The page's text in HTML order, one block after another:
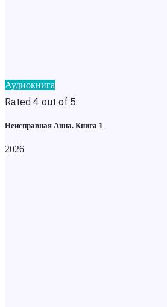
Аудиокнига
Rated 4 out of 5
Неисправная Анна. Книга 1
2026